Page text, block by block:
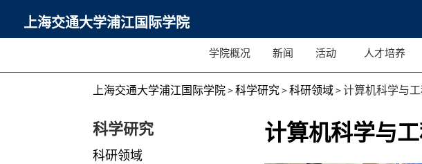
上海交通大学浦江国际学院
学院概况 新闻 活动 人才培养
上海交通大学浦江国际学院>科学研究>科研领域>计算机科学与
科学研究
科研领域
计算机科学与